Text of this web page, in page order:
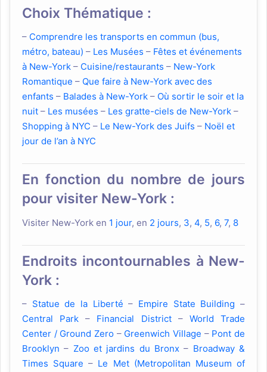
Choix Thématique :
– Comprendre les transports en commun (bus,
métro, bateau) – Les Musées – Fêtes et événements
à New-York – Cuisine/restaurants – New-York
Romantique – Que faire à New-York avec des
enfants – Balades à New-York – Où sortir le soir et la
nuit – Les musées – Les gratte-ciels de New-York –
Shopping à NYC – Le New-York des Juifs – Noël et
jour de l’an à NYC
En fonction du nombre de jours
pour visiter New-York :
Visiter New-York en 1 jour, en 2 jours, 3, 4, 5, 6, 7, 8
Endroits incontournables à New-
York :
– Statue de la Liberté – Empire State Building –
Central Park – Financial District– World Trade
Center / Ground Zero – Greenwich Village – Pont de
Brooklyn – Zoo et jardins du Bronx – Broadway &
Times Square – Le Met (Metropolitan Museum of